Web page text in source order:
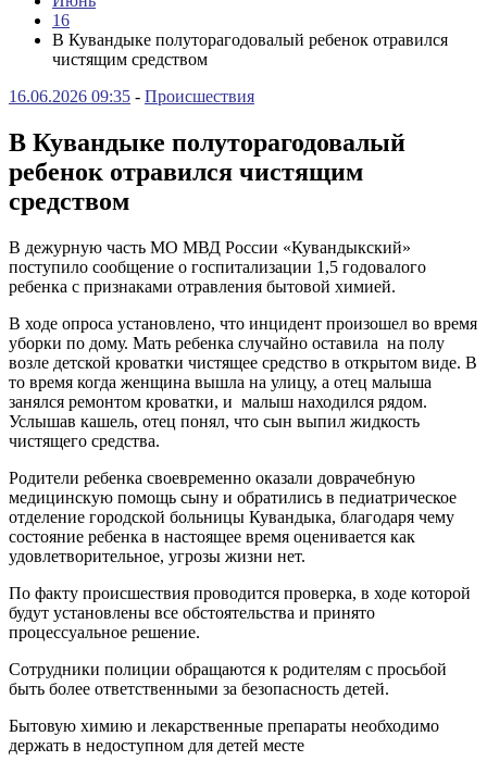
16
В Кувандыке полуторагодовалый ребенок отравился
чистящим средством
16.06.2026 09:35 - Происшествия
В Кувандыке полуторагодовалый
ребенок отравился чистящим
средством
В дежурную часть МО МВД России «Кувандыкский»
поступило сообщение о госпитализации 1,5 годовалого
ребенка с признаками отравления бытовой химией.
В ходе опроса установлено, что инцидент произошел во время
уборки по дому. Мать ребенка случайно оставила на полу
возле детской кроватки чистящее средство в открытом виде. В
то время когда женщина вышла на улицу, а отец малыша
занялся ремонтом кроватки, и малыш находился рядом.
Услышав кашель, отец понял, что сын выпил жидкость
чистящего средства.
Родители ребенка своевременно оказали доврачебную
медицинскую помощь сыну и обратились в педиатрическое
отделение городской больницы Кувандыка, благодаря чему
состояние ребенка в настоящее время оценивается как
удовлетворительное, угрозы жизни нет.
По факту происшествия проводится проверка, в ходе которой
будут установлены все обстоятельства и принято
процессуальное решение.
Сотрудники полиции обращаются к родителям с просьбой
быть более ответственными за безопасность детей.
Бытовую химию и лекарственные препараты необходимо
держать в недоступном для детей месте